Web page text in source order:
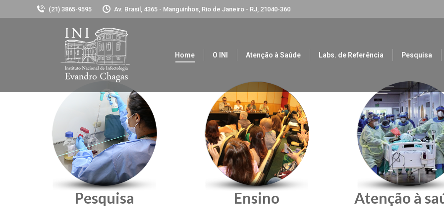
(21) 3865-9595 Av. Brasil, 4365 - Manguinhos, Rio de Janeiro - RJ, 21040-360
Home O INI Atenção à Saúde Labs. de Referência Pesquisa
Pesquisa Ensino Atenção à